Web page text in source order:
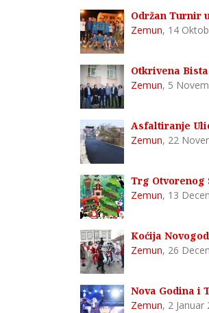
Održan Turnir
Zemun, 14
Otkrivena
Zemun, 5
Asfaltiranje
Zemun, 22
Trg Otvorenog
Zemun, 13
Koćija
Zemun, 26
Nova Godina i
Zemun, 2 Januar